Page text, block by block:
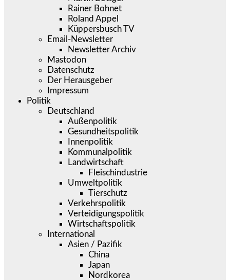
Rainer Bohnet
Roland Appel
Küppersbusch TV
Email-Newsletter
Newsletter Archiv
Mastodon
Datenschutz
Der Herausgeber
Impressum
Politik
Deutschland
Außenpolitik
Gesundheitspolitik
Innenpolitik
Kommunalpolitik
Landwirtschaft
Fleischindustrie
Umweltpolitik
Tierschutz
Verkehrspolitik
Verteidigungspolitik
Wirtschaftspolitik
International
Asien / Pazifik
China
Japan
Nordkorea